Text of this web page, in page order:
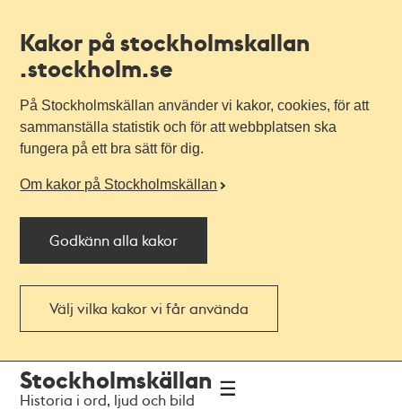
Kakor på stockholmskallan
.stockholm.se
På Stockholmskällan använder vi kakor, cookies, för att
sammanställa statistik och för att webbplatsen ska
fungera på ett bra sätt för dig.
Om kakor på Stockholmskällan
Godkänn alla kakor
Välj vilka kakor vi får använda
navigationen
huvudinnehållet
Stockholmskällan
Historia i ord, ljud och bild